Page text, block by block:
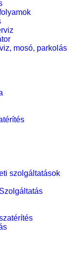
mosó, parkolás
szolgáltatások